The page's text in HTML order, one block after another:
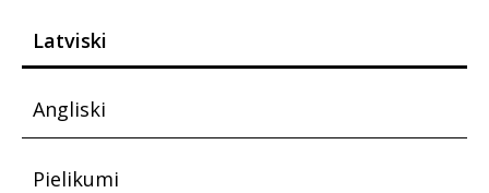
Latviski
Angliski
Pielikumi